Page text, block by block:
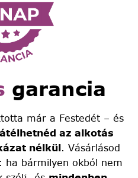
garancia
már a Festedét – és
az alkotás
nélkül. Vásárlásod
: ha bármilyen okból nem